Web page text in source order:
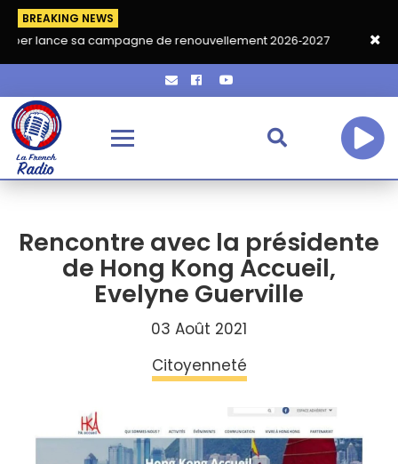
BREAKING NEWS
sa campagne de renouvellement 2026‑2027 Grand café de
Rencontre avec la présidente
de Hong Kong Accueil,
Evelyne Guerville
03 Août 2021
Citoyenneté